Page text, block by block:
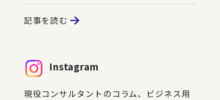
記事を読む
Instagram
現役コンサルタントのコラム、ビジネス用